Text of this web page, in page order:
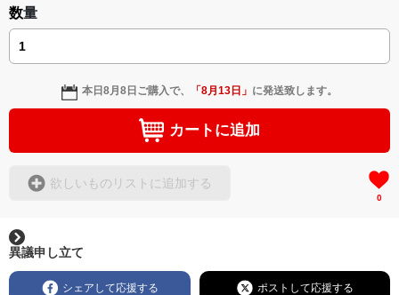
数量
本日8月8日 ご購入で、 「8月13日 」 に発送致します。
カートに追加
欲しいものリストに追加する
0
異議申し立て
シェアして応援する ポストして応援する